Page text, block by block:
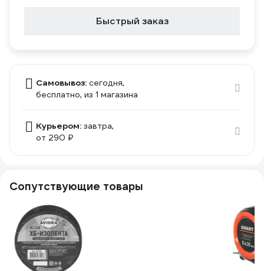
Быстрый заказ
Самовывоз: сегодня,
бесплатно, из 1 магазина
Курьером: завтра,
от 290 ₽
Сопутствующие товары